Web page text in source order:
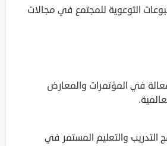
التوعوية للمجتمع في مجالات
في المؤتمرات والمعارض
التدريب والتعليم المستمر في